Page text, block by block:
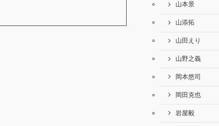
山本景
山添拓
山田えり
山野之義
岡本悠司
岡田克也
岩屋毅